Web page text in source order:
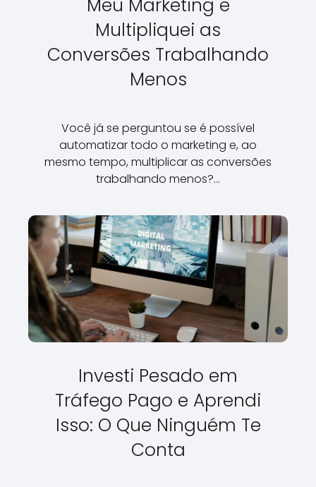
Meu Marketing e
Multipliquei as
Conversões Trabalhando
Menos
Você já se perguntou se é possível
automatizar todo o marketing e, ao
mesmo tempo, multiplicar as conversões
trabalhando menos?…
Investi Pesado em
Tráfego Pago e Aprendi
Isso: O Que Ninguém Te
Conta